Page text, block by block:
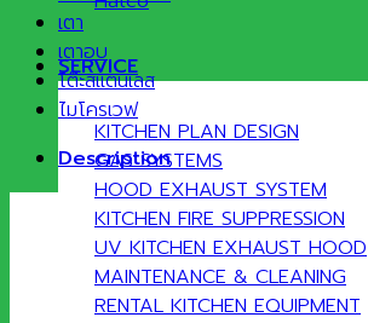
SERVICE
KITCHEN PLAN DESIGN
GAS SYSTEMS
HOOD EXHAUST SYSTEM
KITCHEN FIRE SUPPRESSION
UV KITCHEN EXHAUST HOOD
MAINTENANCE & CLEANING
RENTAL KITCHEN EQUIPMENT
เตา
เตาอบ
โต๊ะสแตนเลส
ไมโครเวฟ
Description